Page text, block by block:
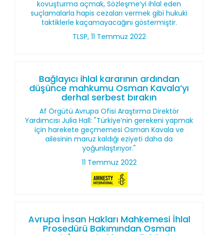
kovuşturma açmak, Sözleşme’yi ihlal eden
suçlamalarla hapis cezaları vermek gibi hukuki
taktiklerle kaçamayacağını göstermiştir.
TLSP, 11 Temmuz 2022
Bağlayıcı ihlal kararının ardından
düşünce mahkumu Osman Kavala’yı
derhal serbest bırakın
Af Örgütü Avrupa Ofisi Araştırma Direktör
Yardımcısı Julia Hall: "Türkiye’nin gerekeni yapmak
için harekete geçmemesi Osman Kavala ve
ailesinin maruz kaldığı eziyeti daha da
yoğunlaştırıyor."
11 Temmuz 2022
Avrupa İnsan Hakları Mahkemesi İhlal
Prosedürü Bakımından Osman